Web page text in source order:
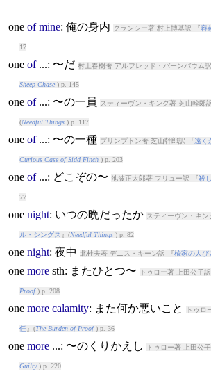
one of mine: 俺の身内 クランシー著 村上博基訳 『容
17
one of...: 〜だ 村上春樹著 アルフレッド・バーンバウム
Sheep Chase) p. 145
one of...: 〜の一員 スティーヴン・キング著 芝山幹郎
(Needful Things) p. 117
one of...: 〜の一種 プリンプトン著 芝山幹郎訳 『遠く
Curious Case of Sidd Finch) p. 203
one of...: どこぞの〜 池波正太郎著 フリュー訳 『殺
77
one night: いつの晩だったか スティーヴン・キ
ル・シングス 』(Needful Things) p. 82
one night: 夜中 北杜夫著 デニス・キーン訳 『楡家の人び
one moresth: またひとつ〜 トゥロー著 上田公子
Proof) p. 208
one more calamity: また何か悪いこと トゥロ
任』(The Burden of Proof) p. 36
one more...: 〜のくりかえし トゥロー著 上田公
Guilty) p. 220